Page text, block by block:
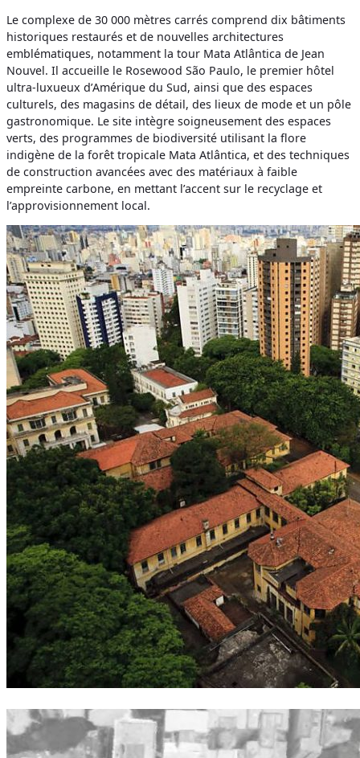
Le complexe de 30 000 mètres carrés comprend dix bâtiments
historiques restaurés et de nouvelles architectures
emblématiques, notamment la tour Mata Atlântica de Jean
Nouvel. Il accueille le Rosewood São Paulo, le premier hôtel
ultra-luxueux d’Amérique du Sud, ainsi que des espaces
culturels, des magasins de détail, des lieux de mode et un pôle
gastronomique. Le site intègre soigneusement des espaces
verts, des programmes de biodiversité utilisant la flore
indigène de la forêt tropicale Mata Atlântica, et des techniques
de construction avancées avec des matériaux à faible
empreinte carbone, en mettant l’accent sur le recyclage et
l’approvisionnement local.